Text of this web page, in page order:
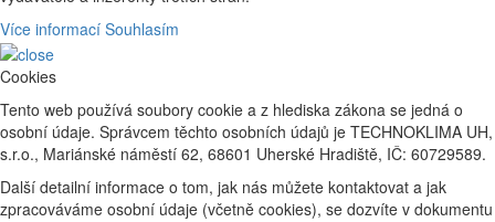
Více informací Souhlasím
Cookies
Tento web používá soubory cookie a z hlediska zákona se jedná o
osobní údaje. Správcem těchto osobních údajů je TECHNOKLIMA UH,
s.r.o., Mariánské náměstí 62, 68601 Uherské Hradiště, IČ: 60729589.
Další detailní informace o tom, jak nás můžete kontaktovat a jak
zpracováváme osobní údaje (včetně cookies), se dozvíte v dokumentu